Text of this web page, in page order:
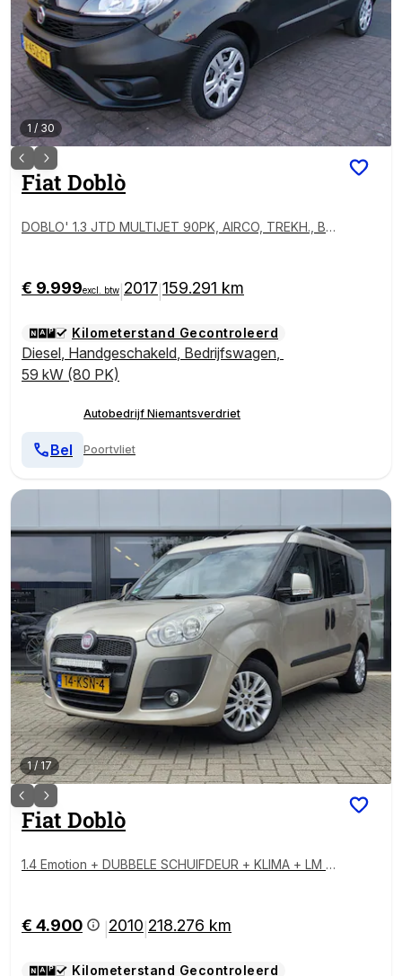
1 / 30
Fiat Doblò
DOBLO' 1.3 JTD MULTIJET 90PK, AIRCO, TREKH., BL
€ 9.999excl. btw 2017 159.291 km
Kilometerstand Gecontroleerd
Diesel, Handgeschakeld, Bedrijfswagen,
59 kW (80 PK)
Autobedrijf Niemantsverdriet
Poortvliet
Bel
1/ 17
Fiat Doblò
1.4 Emotion + DUBBELE SCHUIFDEUR + KLIMA + LM V
€ 4.900 2010 218.276 km
Kilometerstand Gecontroleerd